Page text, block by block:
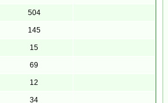
504
145
15
69
12
34